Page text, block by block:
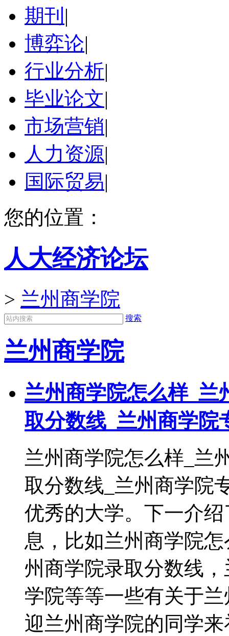
期刊 |
博弈论|
行业分析|
毕业论文|
市场营销|
人力资源|
国际贸易|
您的位置：
人大经济论坛
> 兰州商学院
搜索
兰州商学院
兰州商学院怎么样_兰
取分数线_兰州商学院
兰州商学院怎么样_兰
取分数线_兰州商学院
优秀的大学。下一介
息，比如兰州商学院
州商学院录取分数线
学院等等一些有关于
迎兰州商学院的同学